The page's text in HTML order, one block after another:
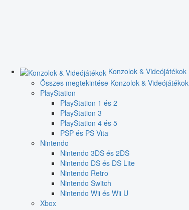
Konzolok & Videójátékok
Összes megtekintése Konzolok & Videójátékok
PlayStation
PlayStation 1 és 2
PlayStation 3
PlayStation 4 és 5
PSP és PS Vita
Nintendo
Nintendo 3DS és 2DS
Nintendo DS és DS Lite
Nintendo Retro
Nintendo Switch
Nintendo Wii és Wii U
Xbox